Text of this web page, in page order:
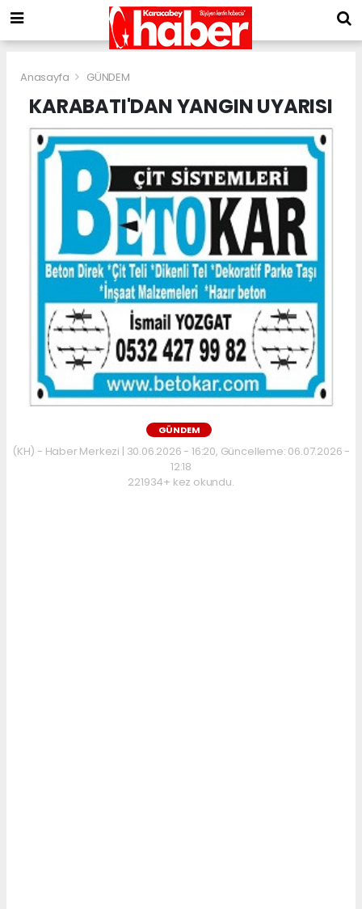
Anasayfa GÜNDEM
KARABATI'DAN YANGIN UYARISI
GÜNDEM
(KH) - Haber Merkezi | 30.06.2026 - 16:20, Güncelleme: 06.07.2026 -
12:18
221934+ kez okundu.